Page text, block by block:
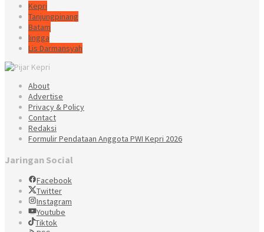
Kepri
Tanjungpinang
Batam
lingga
Lis Darmansyah
About
Advertise
Privacy & Policy
Contact
Redaksi
Formulir Pendataan Anggota PWI Kepri 2026
Jaringan Social
Facebook
Twitter
Instagram
Youtube
Tiktok